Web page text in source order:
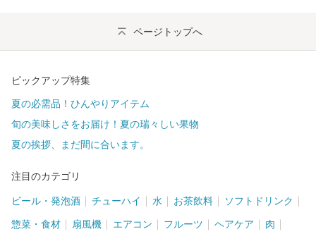
ページトップへ
ピックアップ特集
夏の必需品！ひんやりアイテム
旬の美味しさをお届け！夏の瑞々しい果物
夏の挨拶、まだ間に合います。
注目のカテゴリ
ビール・発泡酒 チューハイ 水 お茶飲料 ソフトドリンク
惣菜・食材 扇風機 エアコン フルーツ ヘアケア 肉